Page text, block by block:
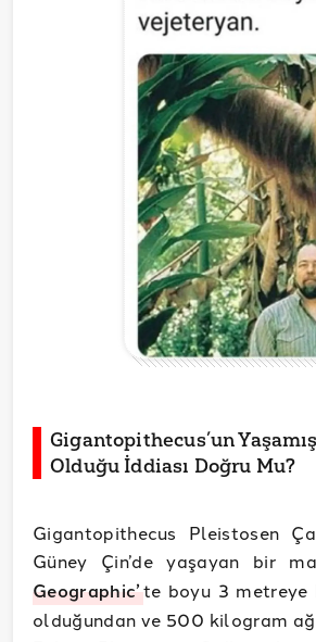
Gigantopithecus’un
Olduğu İddiası Doğru Mu?
Gigantopithecus Pleistosen
Güney Çin’de yaşayan bir
Geographic’te boyu 3 metreye
olduğundan ve 500 kilogram